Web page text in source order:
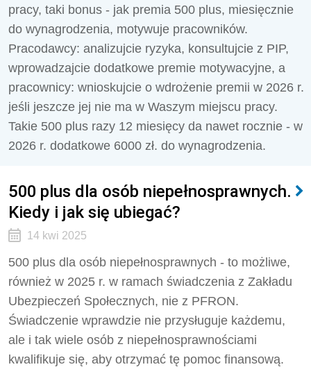
pracy, taki bonus - jak premia 500 plus, miesięcznie
do wynagrodzenia, motywuje pracowników.
Pracodawcy: analizujcie ryzyka, konsultujcie z PIP,
wprowadzajcie dodatkowe premie motywacyjne, a
pracownicy: wnioskujcie o wdrożenie premii w 2026 r.
jeśli jeszcze jej nie ma w Waszym miejscu pracy.
Takie 500 plus razy 12 miesięcy da nawet rocznie - w
2026 r. dodatkowe 6000 zł. do wynagrodzenia.
500 plus dla osób niepełnosprawnych.
Kiedy i jak się ubiegać?
14 kwi 2025
500 plus dla osób niepełnosprawnych - to możliwe,
również w 2025 r. w ramach świadczenia z Zakładu
Ubezpieczeń Społecznych, nie z PFRON.
Świadczenie wprawdzie nie przysługuje każdemu,
ale i tak wiele osób z niepełnosprawnościami
kwalifikuje się, aby otrzymać tę pomoc finansową.